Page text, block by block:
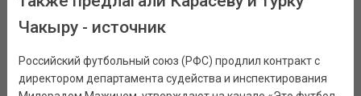
Чакыру - источник
Российский футбольный союз (РФС) продлил контракт с
директором департамента судейства и инспектирования